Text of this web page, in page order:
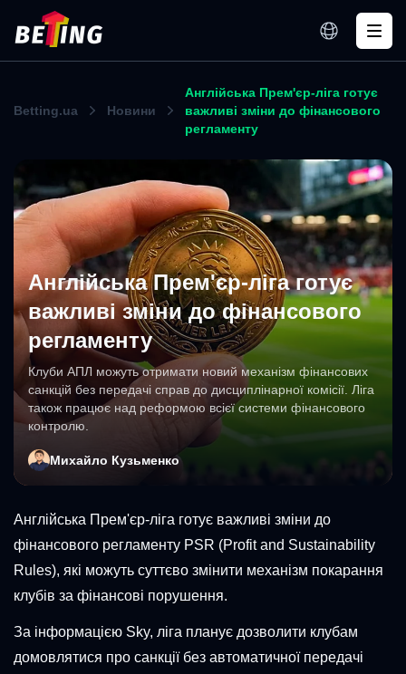
Betting.ua Новини
Англійська Прем'єр-ліга готує
важливі зміни до фінансового
регламенту
Англійська Прем'єр-ліга готує
важливі зміни до фінансового
регламенту
Клуби АПЛ можуть отримати новий механізм фінансових
санкцій без передачі справ до дисциплінарної комісії. Ліга
також працює над реформою всієї системи фінансового
контролю.
Михайло Кузьменко
Англійська Прем'єр-ліга готує важливі зміни до
фінансового регламенту PSR (Profit and Sustainability
Rules), які можуть суттєво змінити механізм покарання
клубів за фінансові порушення.
За інформацією Sky, ліга планує дозволити клубам
домовлятися про санкції без автоматичної передачі